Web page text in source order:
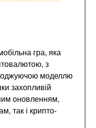
гра, яка
з
моделлю
захопливій
оновленням,
так і крипто-